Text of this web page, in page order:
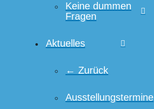
Keine dummen
Fragen
Aktuelles
← Zurück
Ausstellungstermine